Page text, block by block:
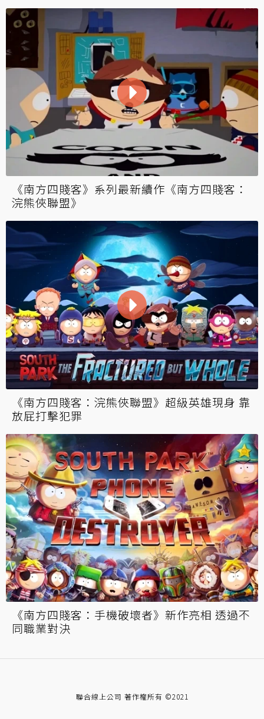
《南方四賤客》系列最新續作《南方四賤客：
浣熊俠聯盟》
《南方四賤客：浣熊俠聯盟》超級英雄現身 靠
放屁打擊犯罪
《南方四賤客：手機破壞者》新作亮相 透過不
同職業對決
聯合線上公司 著作權所有 ©2021